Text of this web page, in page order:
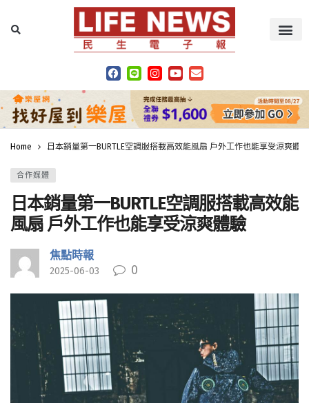
Home 日本銷量第一BURTLE空調服搭載高效能風扇 戶外工作也能享受涼爽體驗
合作媒體
日本銷量第一BURTLE空調服搭載高效能
風扇 戶外工作也能享受涼爽體驗
焦點時報
2025-06-03 0